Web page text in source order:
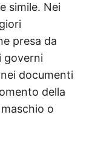
simile. Nei
presa da
governi
documenti
della
o